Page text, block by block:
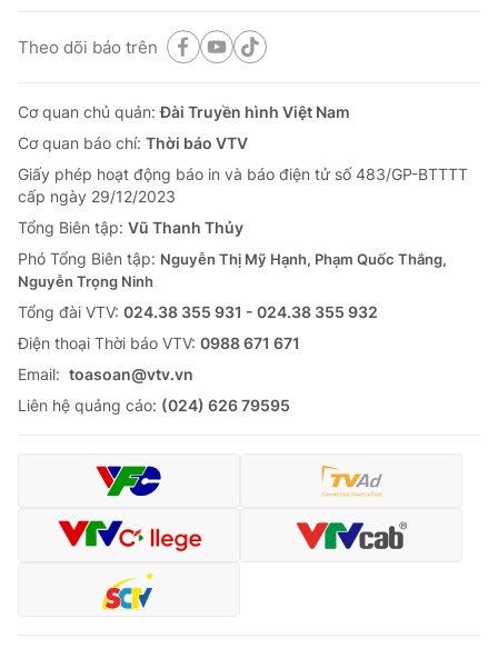
Theo dõi báo trên
Cơ quan chủ quản:Đài Truyền hình Việt Nam
Cơ quan báo chí: Thời báo VTV
Giấy phép hoạt động báo in và báo điện tử số 483/GP-BTTTT
cấp ngày 29/12/2023
Tổng Biên tập: Vũ Thanh Thủy
Phó Tổng Biên tập: Nguyễn Thị Mỹ Hạnh, Phạm Quốc Thắng,
Nguyễn Trọng Ninh
Tổng đài VTV: 024.38 355 931 - 024.38 355 932
Ðiện thoại Thời báo VTV: 0988 671 671
Email: toasoan@vtv.vn
Liên hệ quảng cáo: (024) 626 79595